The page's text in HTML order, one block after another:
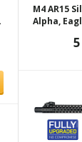
M4 AR15
Alpha,